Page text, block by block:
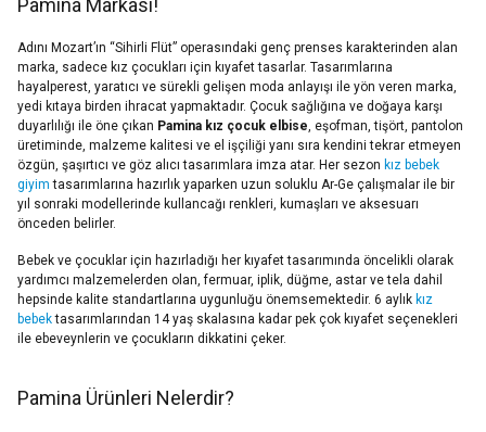
Pamina Markası!
Adını Mozart’ın “Sihirli Flüt” operasındaki genç prenses karakterinden alan
marka, sadece kız çocukları için kıyafet tasarlar. Tasarımlarına
hayalperest, yaratıcı ve sürekli gelişen moda anlayışı ile yön veren marka,
yedi kıtaya birden ihracat yapmaktadır. Çocuk sağlığına ve doğaya karşı
duyarlılığı ile öne çıkan Pamina kız çocuk elbise, eşofman, tişört, pantolon
üretiminde, malzeme kalitesi ve el işçiliği yanı sıra kendini tekrar etmeyen
özgün, şaşırtıcı ve göz alıcı tasarımlara imza atar. Her sezon kız bebek
giyim tasarımlarına hazırlık yaparken uzun soluklu Ar-Ge çalışmalar ile bir
yıl sonraki modellerinde kullancağı renkleri, kumaşları ve aksesuarı
önceden belirler.
Bebek ve çocuklar için hazırladığı her kıyafet tasarımında öncelikli olarak
yardımcı malzemelerden olan, fermuar, iplik, düğme, astar ve tela dahil
hepsinde kalite standartlarına uygunluğu önemsemektedir. 6 aylık kız
bebektasarımlarından 14 yaş skalasına kadar pek çok kıyafet seçenekleri
ile ebeveynlerin ve çocukların dikkatini çeker.
Pamina Ürünleri Nelerdir?